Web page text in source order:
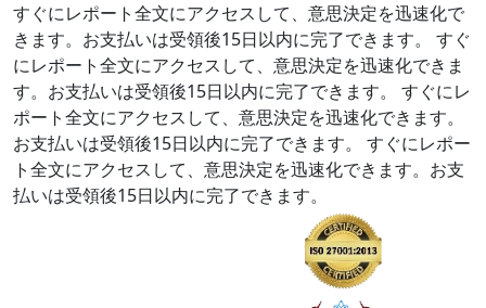
すぐにレポート全文にアクセスして、意思決定を迅速化で
きます。お支払いは受領後15日以内に完了できます。
すぐ
にレポート全文にアクセスして、意思決定を迅速化できま
す。お支払いは受領後15日以内に完了できます。
すぐにレ
ポート全文にアクセスして、意思決定を迅速化できます。
お支払いは受領後15日以内に完了できます。
すぐにレポー
ト全文にアクセスして、意思決定を迅速化できます。お支
払いは受領後15日以内に完了できます。